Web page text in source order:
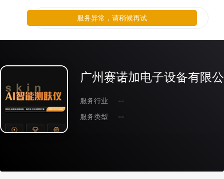
广州赛诺加电子设备有限
服务行业
--
服务类型
--
服务异常，请稍候再试